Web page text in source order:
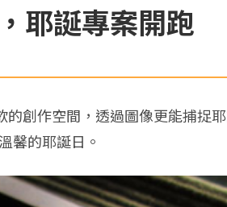
耶誕專案開跑
創作空間，透過圖像更能捕捉
馨的耶誕日。